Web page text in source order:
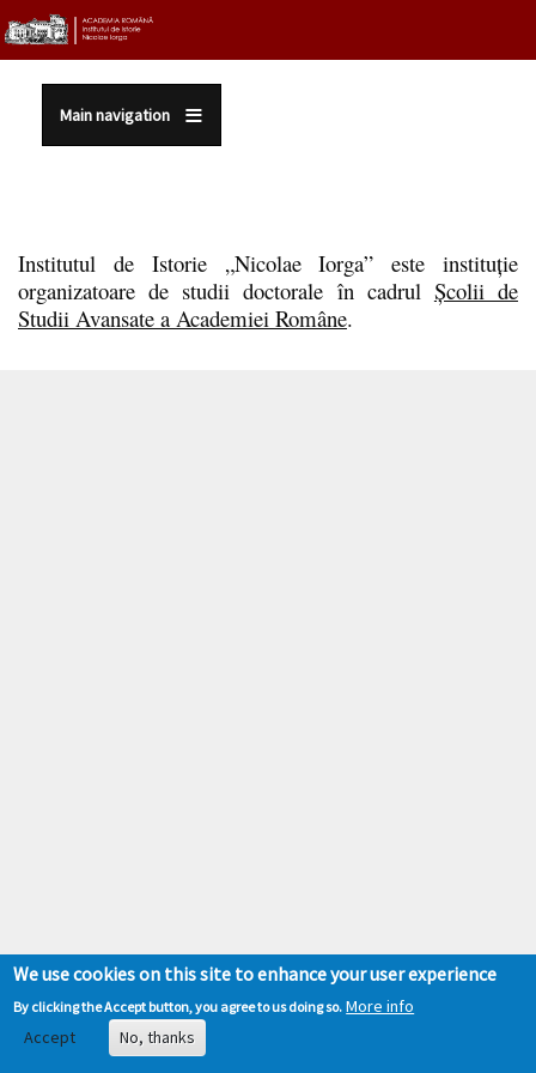
Sari la conținutul principal
Main navigation
Institutul de Istorie „Nicolae Iorga” este instituţie
organizatoare de studii doctorale în cadrul Școlii de
Studii Avansate a Academiei Române.
We use cookies on this site to enhance your user experience
By clicking the Accept button, you agree to us doing so. More info
Accept
No, thanks